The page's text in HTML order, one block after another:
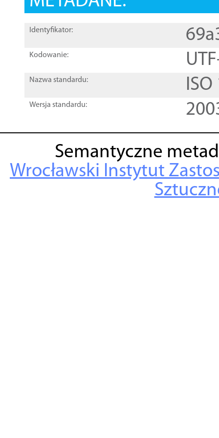
Identyfikator:
Kodowanie:
Nazwa standardu:
Wersja standardu:
Semantyczne
Wrocławski Instytut